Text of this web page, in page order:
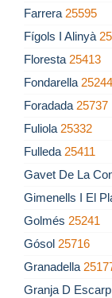
Farrera 25595
Fígols I Alinyà
Floresta 25413
Fondarella 25244
Foradada 25737
Fuliola 25332
Fulleda 25411
Gavet De La
Gimenells I El
Golmés 25241
Gósol 25716
Granadella
Granja D Escarp